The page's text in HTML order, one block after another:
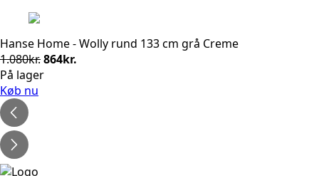
Hanse Home - Wolly rund 133 cm grå Creme
1.080kr.Den
oprindelige
864kr.
På lager
Køb nu